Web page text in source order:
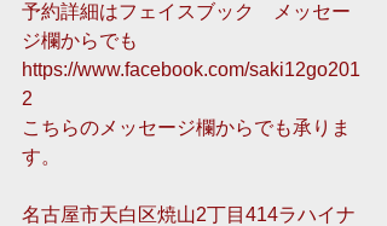
予約詳細はフェイスブック　メッセー
ジ欄からでも
https://www.facebook.com/saki12go201
2
こちらのメッセージ欄からでも承りま
す。
名古屋市天白区焼山2丁目414ラハイナ